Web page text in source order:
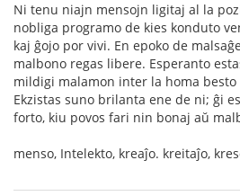
Ni tenu niajn mensojn ligitaj al la
nobliga programo de kies konduto
kaj ĝojo por vivi. En epoko de
malbono regas libere. Esperanto
mildigi malamon inter la homa besto
Ekzistas suno brilanta ene de ni; ĝi
forto, kiu povos fari nin bonaj aŭ
menso, Intelekto, kreaĵo. kreitaĵo,